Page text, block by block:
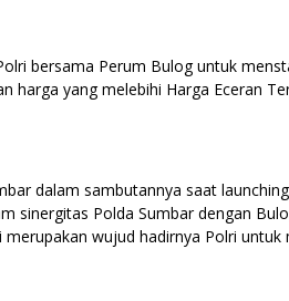
bersama Perum Bulog untuk
harga yang melebihi Harga Eceran
dalam sambutannya saat
sinergitas Polda Sumbar dengan
wujud hadirnya Polri untuk